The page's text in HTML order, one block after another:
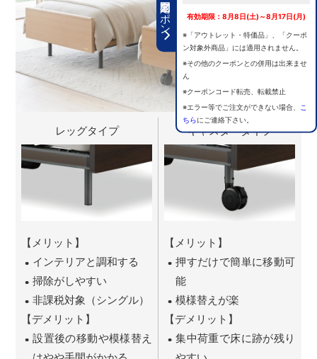
期間限定クーポン 有効期限：8月8日(土)～8月17日(月)
※「アウトレット・特価品」、「クーポ
ン対象外商品」には適用されません。
※その他のクーポンとの併用は出来ませ
ん
※クーポンコード転売、転載禁止
※エラー等でご注文ができない場合、
こ
ちらにご連絡下さい。
レッグタイプ キャスタータイプ
【メリット】
インテリアと調和する
掃除がしやすい
非課税対象（シングル）
【デメリット】
設置後の移動や模様替え
【メリット】
押すだけで簡単に移動可
能
模様替えが楽
【デメリット】
集中荷重で床に跡が残り